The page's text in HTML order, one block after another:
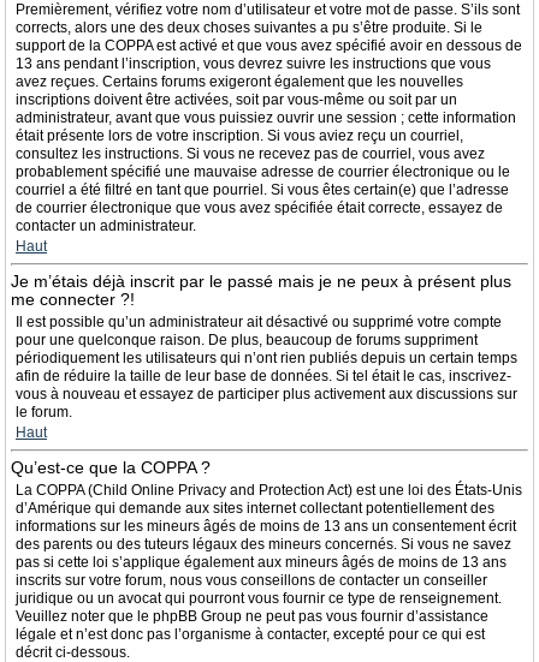
Premièrement, vérifiez votre nom d’utilisateur et votre mot de passe. S’ils sont
corrects, alors une des deux choses suivantes a pu s’être produite. Si le
support de la COPPA est activé et que vous avez spécifié avoir en dessous de
13 ans pendant l’inscription, vous devrez suivre les instructions que vous
avez reçues. Certains forums exigeront également que les nouvelles
inscriptions doivent être activées, soit par vous-même ou soit par un
administrateur, avant que vous puissiez ouvrir une session ; cette information
était présente lors de votre inscription. Si vous aviez reçu un courriel,
consultez les instructions. Si vous ne recevez pas de courriel, vous avez
probablement spécifié une mauvaise adresse de courrier électronique ou le
courriel a été filtré en tant que pourriel. Si vous êtes certain(e) que l’adresse
de courrier électronique que vous avez spécifiée était correcte, essayez de
contacter un administrateur.
Haut
Je m’étais déjà inscrit par le passé mais je ne peux à présent plus
me connecter ?!
Il est possible qu’un administrateur ait désactivé ou supprimé votre compte
pour une quelconque raison. De plus, beaucoup de forums suppriment
périodiquement les utilisateurs qui n’ont rien publiés depuis un certain temps
afin de réduire la taille de leur base de données. Si tel était le cas, inscrivez-
vous à nouveau et essayez de participer plus activement aux discussions sur
le forum.
Haut
Qu’est-ce que la COPPA ?
La COPPA (Child Online Privacy and Protection Act) est une loi des États-Unis
d’Amérique qui demande aux sites internet collectant potentiellement des
informations sur les mineurs âgés de moins de 13 ans un consentement écrit
des parents ou des tuteurs légaux des mineurs concernés. Si vous ne savez
pas si cette loi s’applique également aux mineurs âgés de moins de 13 ans
inscrits sur votre forum, nous vous conseillons de contacter un conseiller
juridique ou un avocat qui pourront vous fournir ce type de renseignement.
Veuillez noter que le phpBB Group ne peut pas vous fournir d’assistance
légale et n’est donc pas l’organisme à contacter, excepté pour ce qui est
décrit ci-dessous.